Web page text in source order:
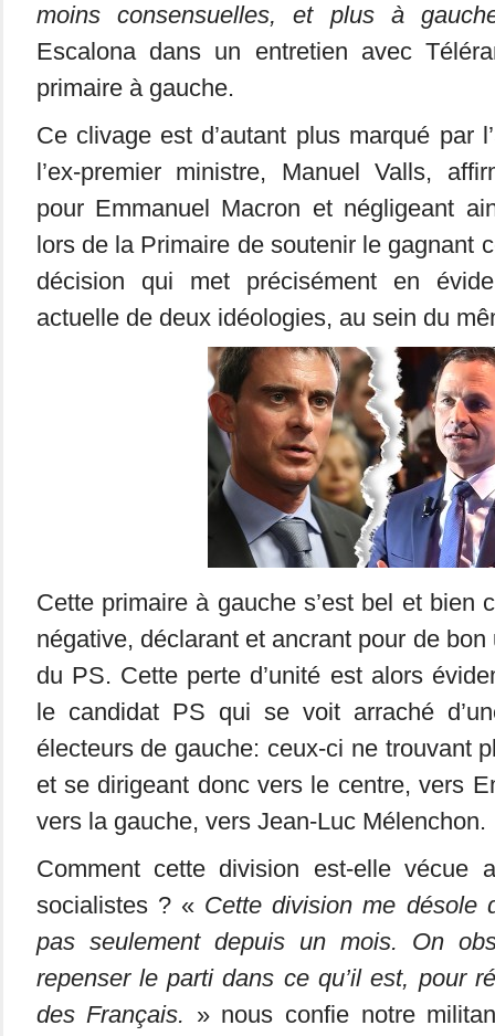
moins consensuelles, et plus à
Escalona dans un entretien avec
primaire à gauche.
Ce clivage est d’autant plus marqué par
l’ex-premier ministre, Manuel Valls,
pour Emmanuel Macron et négligeant
lors de la Primaire de soutenir le gagnant
décision qui met précisément en
actuelle de deux idéologies, au sein du
Cette primaire à gauche s’est bel et bien
négative, déclarant et ancrant pour de
du PS. Cette perte d’unité est alors
le candidat PS qui se voit arraché
électeurs de gauche: ceux-ci ne trouvant
et se dirigeant donc vers le centre, vers
vers la gauche, vers Jean-Luc Mélenchon.
Comment cette division est-elle vécue
socialistes ? « Cette division me désole
pas seulement depuis un mois. On
repenser le parti dans ce qu’il est, pour
des Français. » nous confie notre